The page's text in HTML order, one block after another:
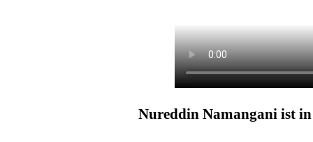
Nureddin Namangani ist in